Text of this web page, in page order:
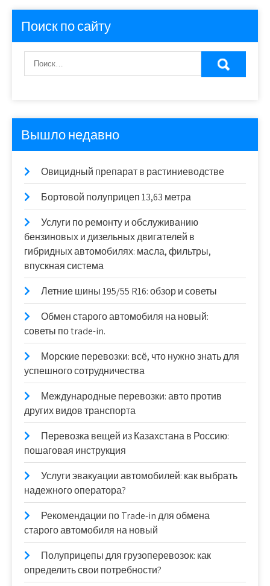
Поиск по сайту
Вышло недавно
Овицидный препарат в растиниеводстве
Бортовой полуприцеп 13,63 метра
Услуги по ремонту и обслуживанию
бензиновых и дизельных двигателей в
гибридных автомобилях: масла, фильтры,
впускная система
Летние шины 195/55 R16: обзор и советы
Обмен старого автомобиля на новый:
советы по trade-in.
Морские перевозки: всё, что нужно знать для
успешного сотрудничества
Международные перевозки: авто против
других видов транспорта
Перевозка вещей из Казахстана в Россию:
пошаговая инструкция
Услуги эвакуации автомобилей: как выбрать
надежного оператора?
Рекомендации по Trade-in для обмена
старого автомобиля на новый
Полуприцепы для грузоперевозок: как
определить свои потребности?